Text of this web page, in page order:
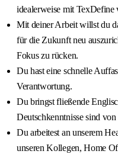
idealerweise mit TexDefine
Mit deiner Arbeit willst du
für die Zukunft neu
Fokus zu rücken.
Du hast eine schnelle
Verantwortung.
Du bringst fließende
Deutschkenntnisse sind
Du arbeitest an unserem
unseren Kollegen, Home